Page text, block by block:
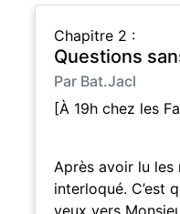
Chapitre 2 :
Questions
Par Bat.Jacl
[À 19h chez les
Après avoir lu les
interloqué. C’est
yeux vers